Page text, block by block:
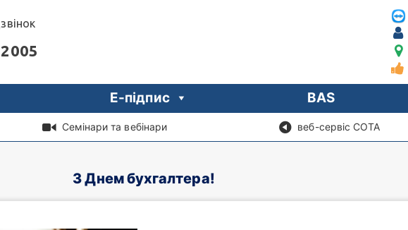
Е-підпис BAS
Семінари та вебінари веб-сервіс СОТА
З Днем бухгалтера!